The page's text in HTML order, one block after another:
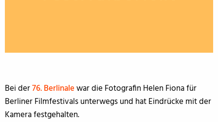
Bei der76. Berlinalewar die Fotografin Helen Fiona für
Berliner Filmfestivals unterwegs und hat Eindrücke mit der
Kamera festgehalten.